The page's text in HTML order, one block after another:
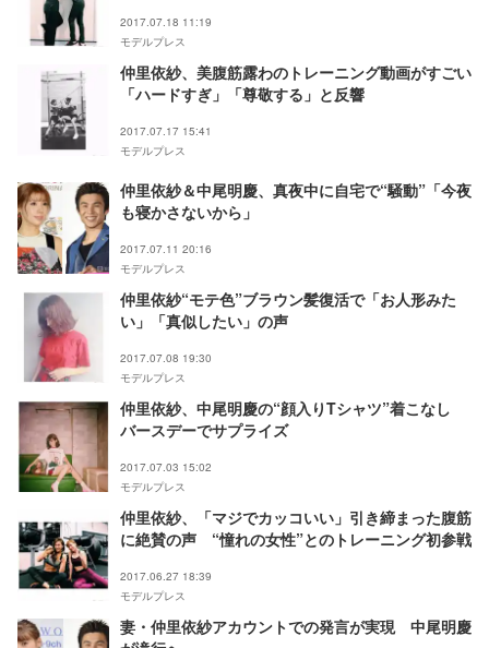
2017.07.18 11:19
モデルプレス
仲里依紗、美腹筋露わのトレーニング動画がすごい
「ハードすぎ」「尊敬する」と反響
2017.07.17 15:41
モデルプレス
仲里依紗＆中尾明慶、真夜中に自宅で“騒動”「今夜
も寝かさないから」
2017.07.11 20:16
モデルプレス
仲里依紗“モテ色”ブラウン髪復活で「お人形みた
い」「真似したい」の声
2017.07.08 19:30
モデルプレス
仲里依紗、中尾明慶の“顔入りTシャツ”着こなし
バースデーでサプライズ
2017.07.03 15:02
モデルプレス
仲里依紗、「マジでカッコいい」引き締まった腹筋
に絶賛の声 “憧れの女性”とのトレーニング初参戦
2017.06.27 18:39
モデルプレス
妻・仲里依紗アカウントでの発言が実現 中尾明慶